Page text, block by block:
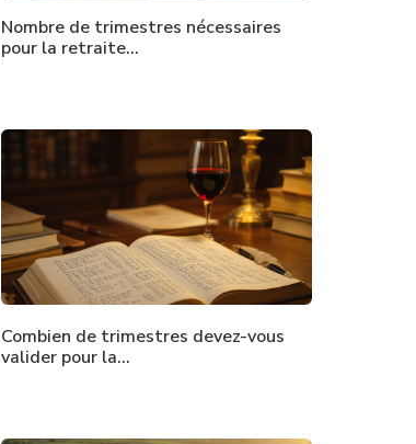
Nombre de trimestres nécessaires
pour la retraite…
Combien de trimestres devez-vous
valider pour la…